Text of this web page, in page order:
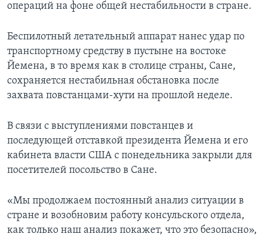
операций на фоне общей нестабильности в стране.
Беспилотный летательный аппарат нанес удар по
транспортному средству в пустыне на востоке
Йемена, в то время как в столице страны, Сане,
сохраняется нестабильная обстановка после
захвата повстанцами-хути на прошлой неделе.
В связи с выступлениями повстанцев и
последующей отставкой президента Йемена и его
кабинета власти США с понедельника закрыли для
посетителей посольство в Сане.
«Мы продолжаем постоянный анализ ситуации в
стране и возобновим работу консульского отдела,
как только наш анализ покажет, что это безопасно»,